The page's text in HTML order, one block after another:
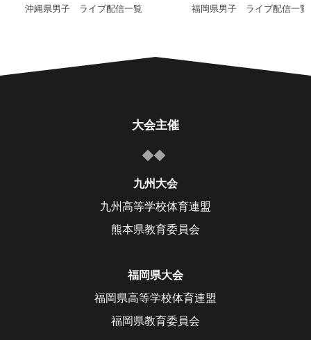
沖縄県男子 ライブ配信一覧 福岡県男子 ライブ配信一覧
大会主催
九州大会
九州高等学校体育連盟
熊本県教育委員会
福岡県大会
福岡県高等学校体育連盟
福岡県教育委員会